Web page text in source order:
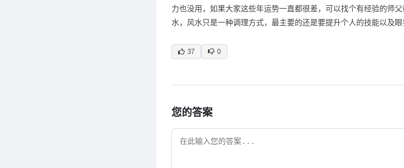
力也没用，如果大家这些年运势一直都很差，可以找个有经验的师
水，风水只是一种调理方式，最主要的还是要提升个人的技能以及眼
37 0
您的答案